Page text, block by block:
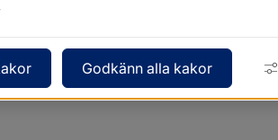
Godkänn alla kakor